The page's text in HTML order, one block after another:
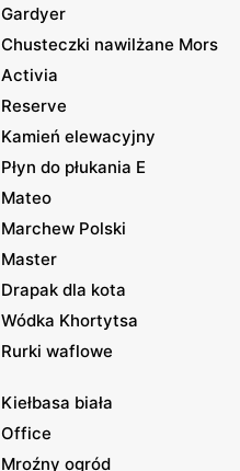
Gardyer
Chusteczki nawilżane Mors
Activia
Reserve
Kamień elewacyjny
Płyn do płukania E
Mateo
Marchew Polski
Master
Drapak dla kota
Wódka Khortytsa
Rurki waflowe
Kiełbasa biała
Office
Mroźny ogród